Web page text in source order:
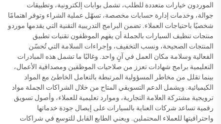
الموردون خيارات متعددة للطلب، تشمل بوابات إلكترونية، وتطبيقات
جوالة، وخدمات إدارة حسابات مخصصة، تسهّل عملية الشراء وتوفر اهتمامًا
شخصيًا باحتياجات العملاء. تضمن البرامج التدريبية التقنية التي يقدمها موردو
منتجات تنظيف السيارات بالجملة أن يفهم الموظفون تقنيات تطبيق
المنتجات الصحيحة، ونسب التخفيف، وإجراءات السلامة التي تُحسّن
الفعالية وسلامة مكان العمل في آنٍ واحد. وغالبًا ما تشمل هذه المبادرات
التعليمية برامج شهادات تعزز من صلاحيات الموظفين ومصداقية الأعمال،
بينما تقلل من مخاطر المسؤولية المرتبطة بالتعامل الخاطئ مع المواد
الكيميائية. ويشمل الدعم التسويقي المتاح من خلال الشراكات الجملة مواد
ترويجية مشتركة العلامة التجارية، وموارد تعليمية للعملاء، وأصول تسويق
رقمية تساعد شركات العناية بالسيارات على إيصال جودة خدماتها
واحترافيتها للعملاء المحتملين. ويعني الطابع القابل للتوسع في شراكات